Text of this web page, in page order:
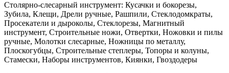
Столярно-слесарный инструмент: Кусачки и бокорезы,
Зубила, Клещи, Дрели ручные, Рашпили, Стеклодомкраты,
Просекатели и дыроколы, Стеклорезы, Магнитный
инструмент, Строительные ножи, Отвертки, Ножовки и пилы
ручные, Молотки слесарные, Ножницы по металлу,
Плоскогубцы, Строительные степлеры, Топоры и колуны,
Стамески, Наборы инструментов, Киянки, Гвоздодеры